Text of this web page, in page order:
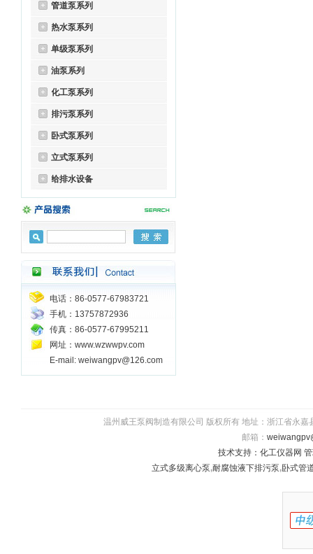
管道泵系列
热水泵系列
单级泵系列
油泵系列
化工泵系列
排污泵系列
卧式泵系列
立式泵系列
给排水设备
电话：86-0577-67983721
手机：13757872936
传真：86-0577-67995211
网址：www.wzwwpv.com
E-mail: weiwangpv@126.com
温州威王泵阀制造有限公司 版权所有 地址：浙江省永
邮箱：
技术支持： 化工仪器网
立式多级离心泵,耐腐蚀液下排污泵,卧式管